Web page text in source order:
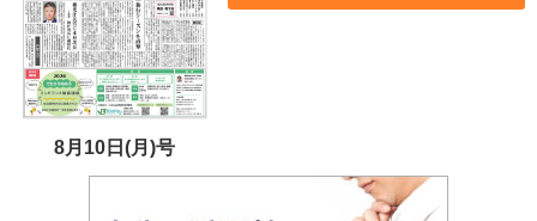
8月10日(月)号